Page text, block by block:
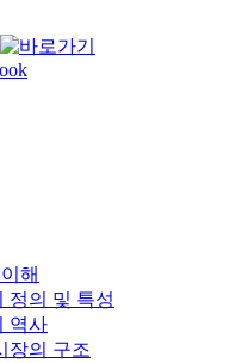
해
정의 및 특성
역사
장의 구조